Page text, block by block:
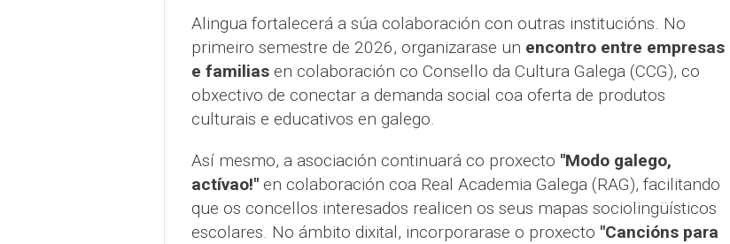
Alingua fortalecerá a súa colaboración con outras institucións. No
primeiro semestre de 2026, organizarase un encontro entre empresas
e familiasen colaboración co Consello da Cultura Galega (CCG), co
obxectivo de conectar a demanda social coa oferta de produtos
culturais e educativos en galego.
Así mesmo, a asociación continuará co proxecto "Modo galego,
actívao!"en colaboración coa Real Academia Galega (RAG), facilitando
que os concellos interesados realicen os seus mapas sociolingüísticos
escolares. No ámbito dixital, incorporarase o proxecto "Cancións para